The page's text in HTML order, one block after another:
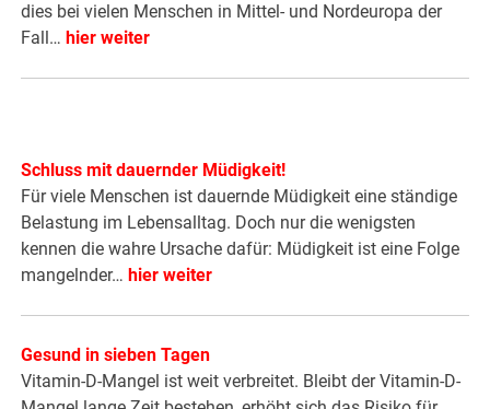
dies bei vielen Menschen in Mittel- und Nordeuropa der
Fall… hier weiter
Schluss mit dauernder Müdigkeit!
Für viele Menschen ist dauernde Müdigkeit eine ständige
Belastung im Lebensalltag. Doch nur die wenigsten
kennen die wahre Ursache dafür: Müdigkeit ist eine Folge
mangelnder… hier weiter
Gesund in sieben Tagen
Vitamin-D-Mangel ist weit verbreitet. Bleibt der Vitamin-D-